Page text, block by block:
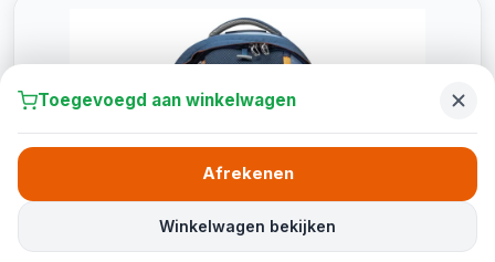
Toegevoegd aan winkelwagen
Winkelwagen bekijken
Afrekenen